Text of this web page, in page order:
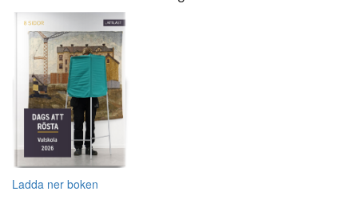
Ladda ner boken